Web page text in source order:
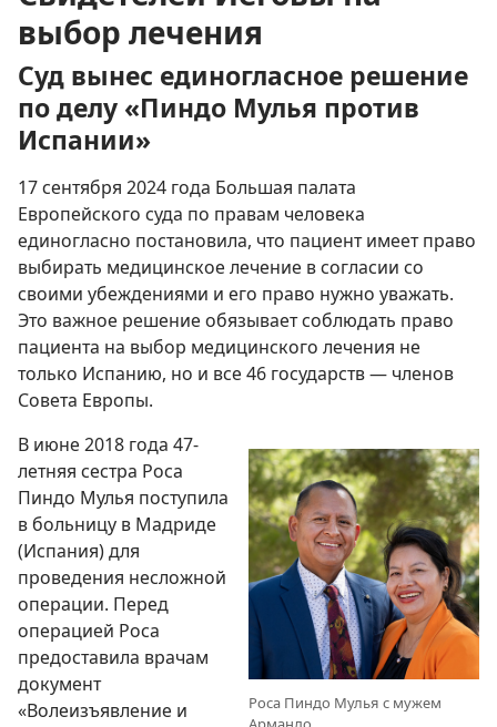
выбор лечения
Суд вынес единогласное решение
по делу «Пиндо Мулья против
Испании»
17 сентября 2024 года Большая палата
Европейского суда по правам человека
единогласно постановила, что пациент имеет право
выбирать медицинское лечение в согласии со
своими убеждениями и его право нужно уважать.
Это важное решение обязывает соблюдать право
пациента на выбор медицинского лечения не
только Испанию, но и все 46 государств — членов
Совета Европы.
Роса Пиндо Мулья с мужем
В июне 2018 года 47-
летняя сестра Роса
Пиндо Мулья поступила
в больницу в Мадриде
(Испания) для
проведения несложной
операции. Перед
операцией Роса
предоставила врачам
документ
«Волеизъявление и